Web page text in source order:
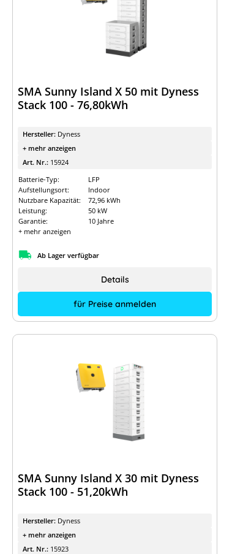
SMA Sunny Island X 50 mit Dyness
Stack 100 - 76,80kWh
Hersteller: Dyness
+ mehr anzeigen
Art. Nr.: 15924
Batterie-Typ:
LFP
Aufstellungsort:
Indoor
Nutzbare Kapazität:
72,96 kWh
Leistung:
50 kW
Garantie:
10 Jahre
+ mehr anzeigen
Ab Lager verfügbar
für Preise anmelden
Details
SMA Sunny Island X 30 mit Dyness
Stack 100 - 51,20kWh
Hersteller: Dyness
+ mehr anzeigen
Art. Nr.: 15923